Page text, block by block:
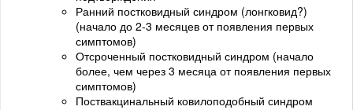
Ранний постковидный синдром (лонгковид?)
(начало до 2-3 месяцев от появления первых
симптомов)
Отсроченный постковидный синдром (начало
более, чем через 3 месяца от появления первых
симптомов)
Поствакцинальный ковилоподобный синдром